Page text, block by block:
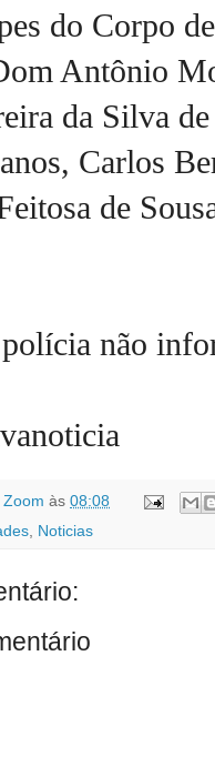
do Corpo
Antônio
da Silva
Carlos
de
não
às 08:08
Noticias